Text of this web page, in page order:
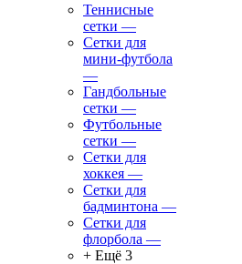
Теннисные
сетки —
Сетки для
мини-футбола
—
Гандбольные
сетки —
Футбольные
сетки —
Сетки для
хоккея —
Сетки для
бадминтона —
Сетки для
флорбола —
+ Ещё 3